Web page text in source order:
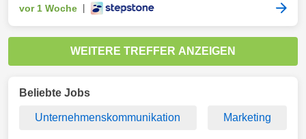
vor 1 Woche
WEITERE TREFFER ANZEIGEN
Beliebte Jobs
Unternehmenskommunikation Marketing